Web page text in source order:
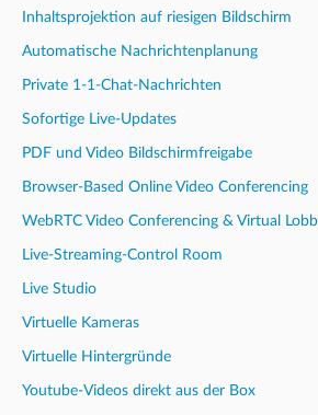
Inhaltsprojektion auf riesigen Bildschirm
Automatische Nachrichtenplanung
Private 1-1-Chat-Nachrichten
Sofortige Live-Updates
PDF und Video Bildschirmfreigabe
Browser-Based Online Video Conferencing
WebRTC Video Conferencing & Virtual
Live-Streaming-Control Room
Live Studio
Virtuelle Kameras
Virtuelle Hintergründe
Youtube-Videos direkt aus der Box